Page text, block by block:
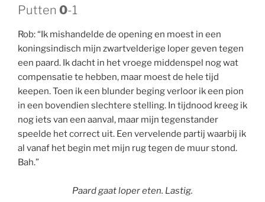
Putten 0-1
Rob: “Ik mishandelde de opening en moest in een
koningsindisch mijn zwartvelderige loper geven tegen
een paard. Ik dacht in het vroege middenspel nog wat
compensatie te hebben, maar moest de hele tijd
keepen. Toen ik een blunder beging verloor ik een pion
in een bovendien slechtere stelling. In tijdnood kreeg ik
nog iets van een aanval, maar mijn tegenstander
speelde het correct uit. Een vervelende partij waarbij ik
al vanaf het begin met mijn rug tegen de muur stond.
Bah.”
Paard gaat loper eten. Lastig.